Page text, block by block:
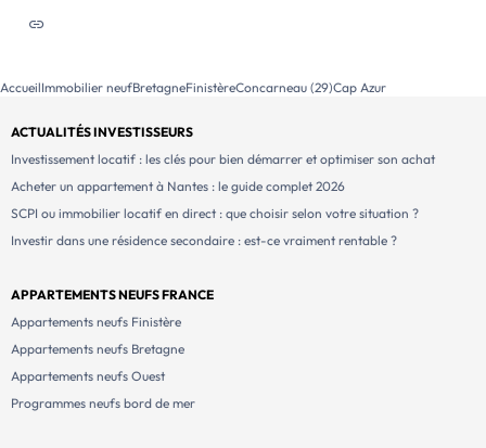
AccueilImmobilier neufBretagneFinistèreConcarneau (29)Cap Azur
ACTUALITÉS INVESTISSEURS
Investissement locatif : les clés pour bien démarrer et optimiser son achat
Acheter un appartement à Nantes : le guide complet 2026
SCPI ou immobilier locatif en direct : que choisir selon votre situation ?
Investir dans une résidence secondaire : est-ce vraiment rentable ?
APPARTEMENTS NEUFS FRANCE
Appartements neufs Finistère
Appartements neufs Bretagne
Appartements neufs Ouest
Programmes neufs bord de mer